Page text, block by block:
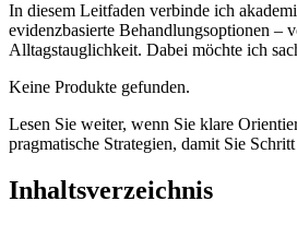
In diesem ​Leitfaden verbinde ⁣ich⁢
evidenzbasierte ‌Behandlungsoptionen –
Alltagstauglichkeit. Dabei möchte ich
Keine Produkte gefunden.
Lesen Sie weiter, wenn Sie klare
pragmatische Strategien,⁤ damit Sie
Inhaltsverzeichnis